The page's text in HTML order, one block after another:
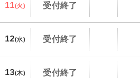
11(火) 受付終了
12(水) 受付終了
13(木) 受付終了